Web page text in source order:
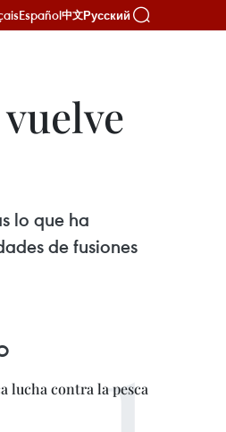
Español中文Русский
lo que ha
de fusiones
lucha contra la pesca